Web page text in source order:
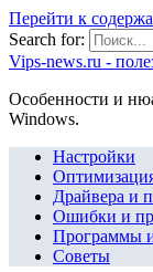
Перейти к
Search for:
Vips-news.ru -
Особенности и
Windows.
Настройки
Драйвера и
Ошибки и
Программы
Советы